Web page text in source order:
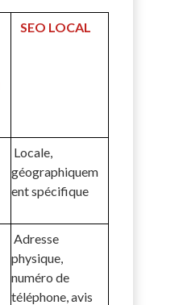
SEO LOCAL
Locale,
géographiquem
ent spécifique
Adresse
physique,
numéro de
téléphone, avis